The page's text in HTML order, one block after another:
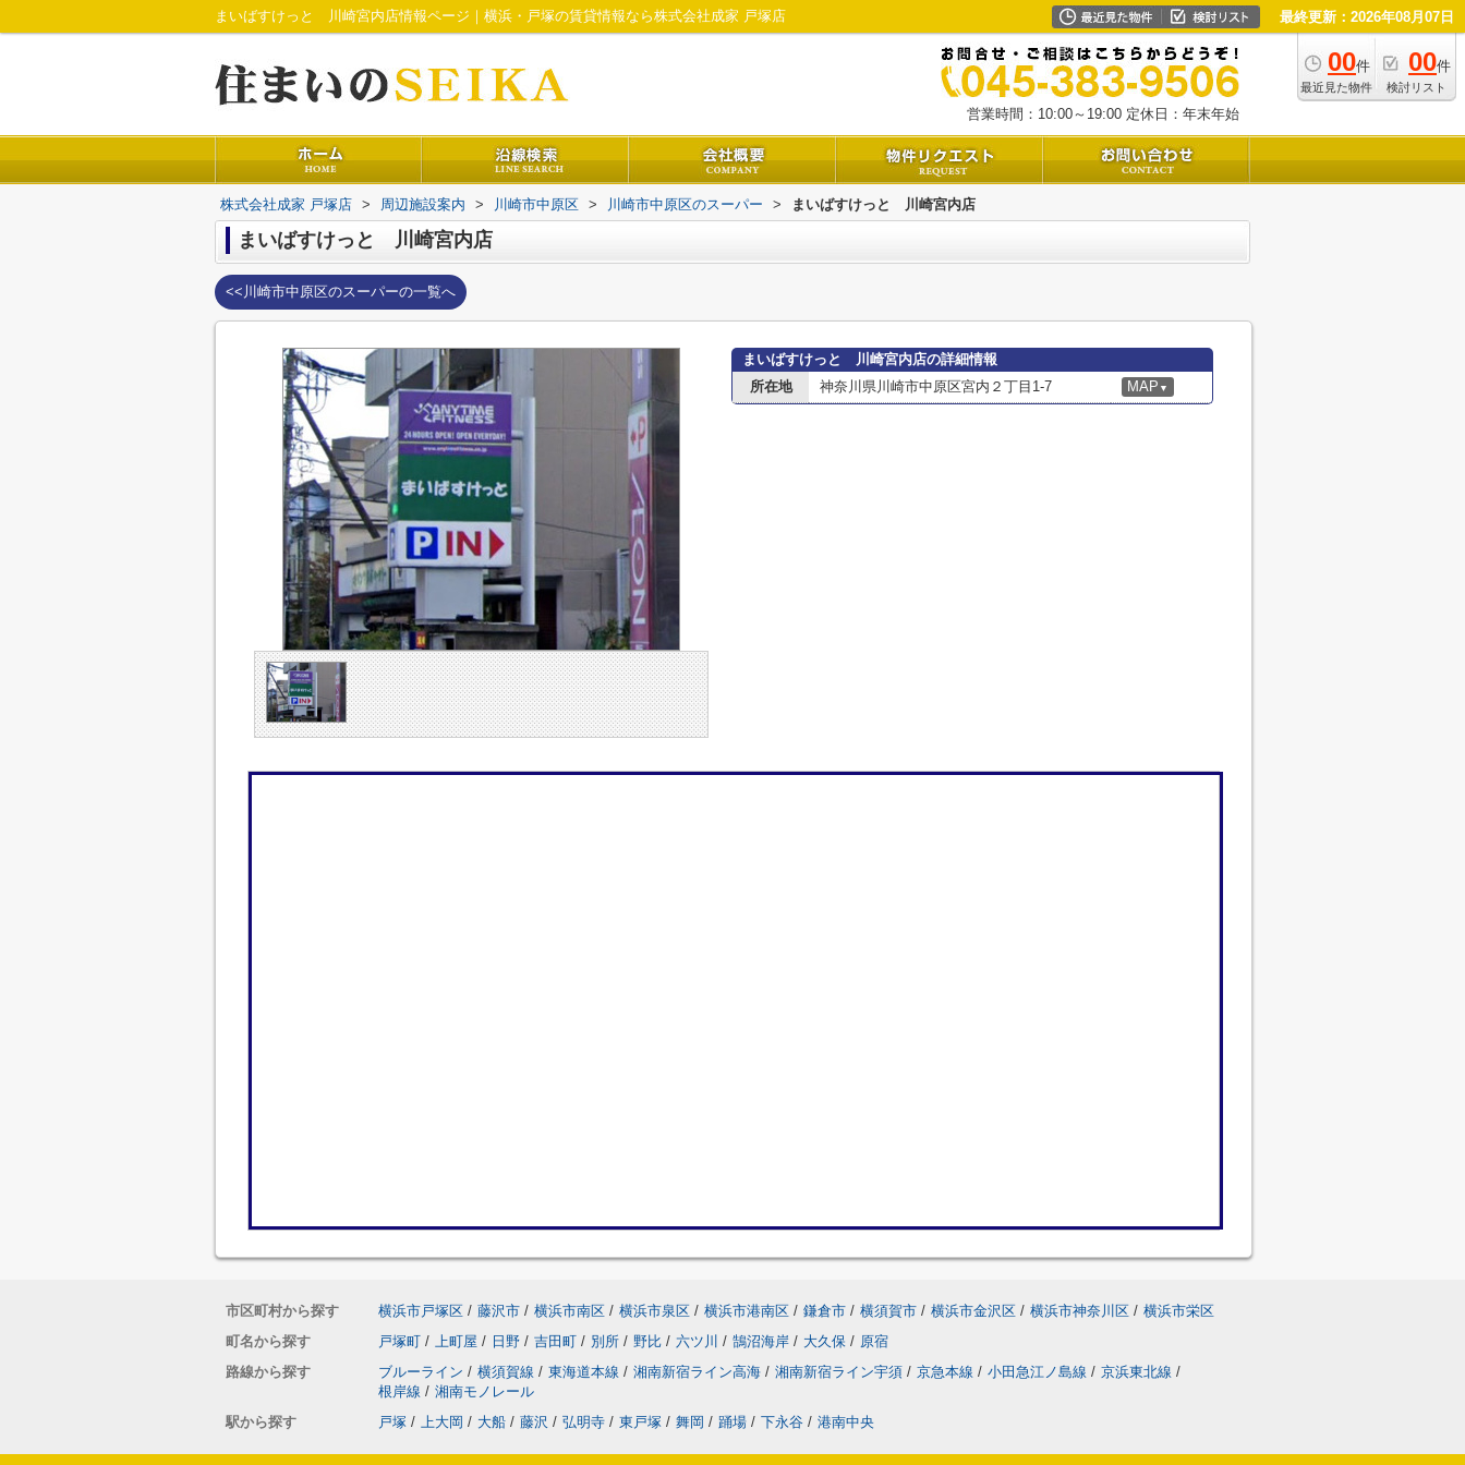
まいばすけっと 川崎宮内店情報ページ｜横浜・戸塚の賃貸情報なら株式会社成家 戸塚店 最終更新：2026年08月07日
00件
最近見た物件
00件
検討リスト
営業時間：10:00～19:00 定休日：年末年始
株式会社成家 戸塚店 > 周辺施設案内 > 川崎市中原区 > 川崎市中原区のスーパー > まいばすけっと 川崎宮内店
まいばすけっと 川崎宮内店
<<川崎市中原区のスーパーの一覧へ
まいばすけっと 川崎宮内店の詳細情報
所在地
神奈川県川崎市中原区宮内２丁目1-7 MAP ▼
市区町村から探す 横浜市戸塚区 / 藤沢市 / 横浜市南区 / 横浜市泉区 / 横浜市港南区 / 鎌倉市 / 横須賀市 / 横浜市金沢区 / 横浜市神奈川区 / 横浜市栄区
町名から探す
戸塚町 / 上町屋 / 日野 / 吉田町 / 別所 / 野比 / 六ツ川 / 鵠沼海岸 / 大久保 / 原宿
路線から探す
ブルーライン / 横須賀線 / 東海道本線 / 湘南新宿ライン高海 / 湘南新宿ライン宇須 / 京急本線 / 小田急江ノ島線 / 京浜東北線 /
根岸線 / 湘南モノレール
駅から探す
戸塚 / 上大岡 / 大船 / 藤沢 / 弘明寺 / 東戸塚 / 舞岡 / 踊場 / 下永谷 / 港南中央